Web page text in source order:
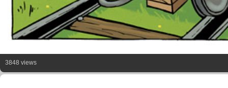
3848 views